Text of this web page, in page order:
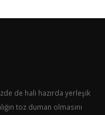
de hali hazırda yerleşik
toz duman olmasını